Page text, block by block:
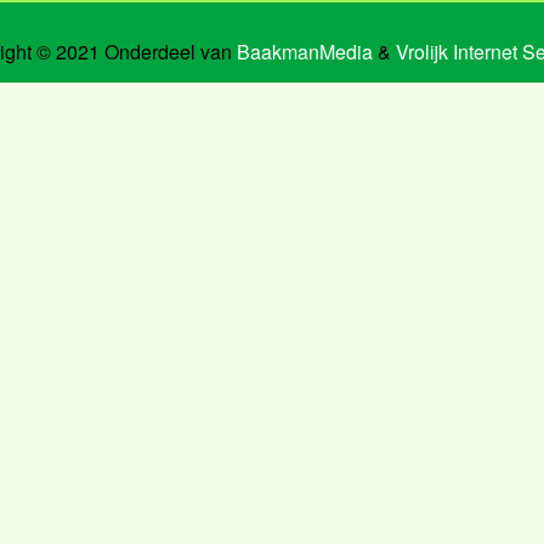
© 2021 Onderdeel van BaakmanMedia& Vrolijk Internet